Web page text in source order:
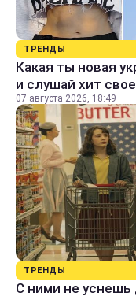
ТРЕНДЫ
Какая ты новая
и слушай хит
07 августа 2026, 18:49
ТРЕНДЫ
С ними не уснешь